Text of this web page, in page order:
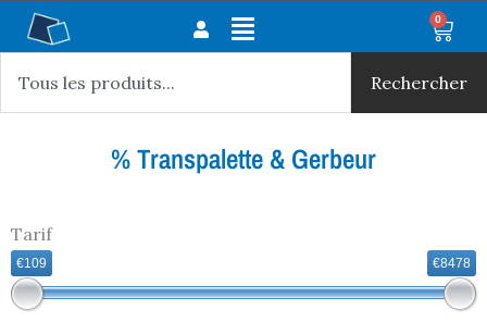
Aller
contenu
Main
0
Rechercher
% Transpalette & Gerbeur
Tarif
€109 €8478